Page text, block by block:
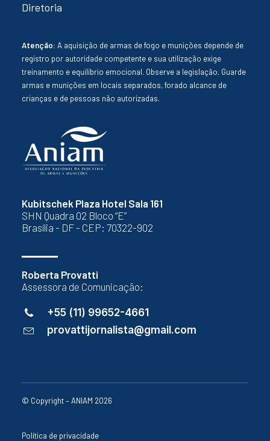
Kubitschek Plaza Hotel Sala 161
SHN Quadra 02 Bloco “E”
Brasília - DF - CEP: 70322-902
Roberta Provatti
Assessora de Comunicação:
+55 (11) 99652-4661
provattijornalista@gmail.com
Diretoria
Atenção: A aquisição de armas de fogo e munições depende de
registro por autoridade competente e sua utilização exige
treinamento e equilíbrio emocional. Observe a legislação. Guarde
armas e munições em locais separados, forado alcance de
crianças e de pessoas não autorizadas.
© Copyright – ANIAM 2026
Política de privacidade